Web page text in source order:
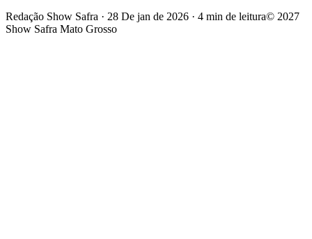
Redação Show Safra · 28 De jan de 2026 · 4 min de leitura© 2027
Show Safra Mato Grosso